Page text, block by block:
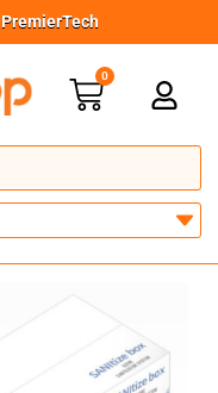
PremierTech
0